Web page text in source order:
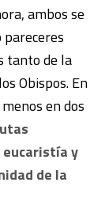
ambos se
tanto de la
Obispos. En
en dos
y
de la